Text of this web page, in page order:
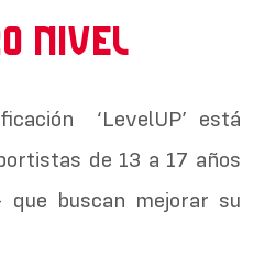
nivel
‘LevelUP’ está
de 13 a 17 años
buscan mejorar su